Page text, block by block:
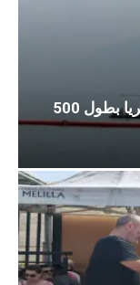
بعد أزمة سبتة.. مدريد تنشئ حاجزا بحريا بطول 500